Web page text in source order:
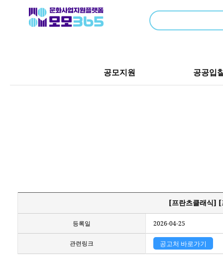
공모지원 공공입
[프란츠클래식] [
등록일 2026-04-25
관련링크 공고처 바로가기